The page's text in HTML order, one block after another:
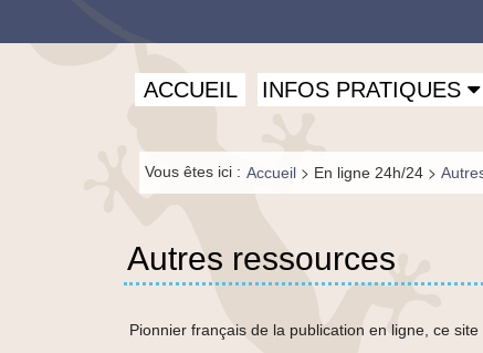
Menu
principal
ACCUEIL INFOS PRATIQUES
Fil de
navigation-
FR
Vous êtes ici : Accueil > En ligne 24h/24 >
Autres ressources
Pionnier français de la publication en ligne, ce